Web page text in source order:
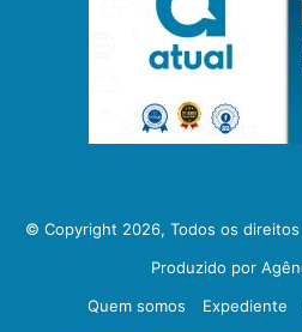
© Copyright 2026, Todos os
Produzido por
Quem somos
Expediente